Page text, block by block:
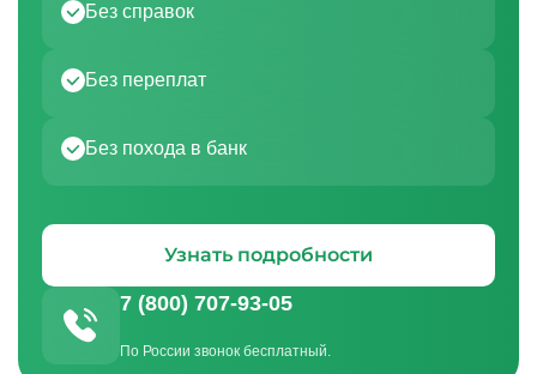
Узнать подробности
7 (800) 707-93-05
По России звонок бесплатный.
Без справок
Без переплат
Без похода в банк